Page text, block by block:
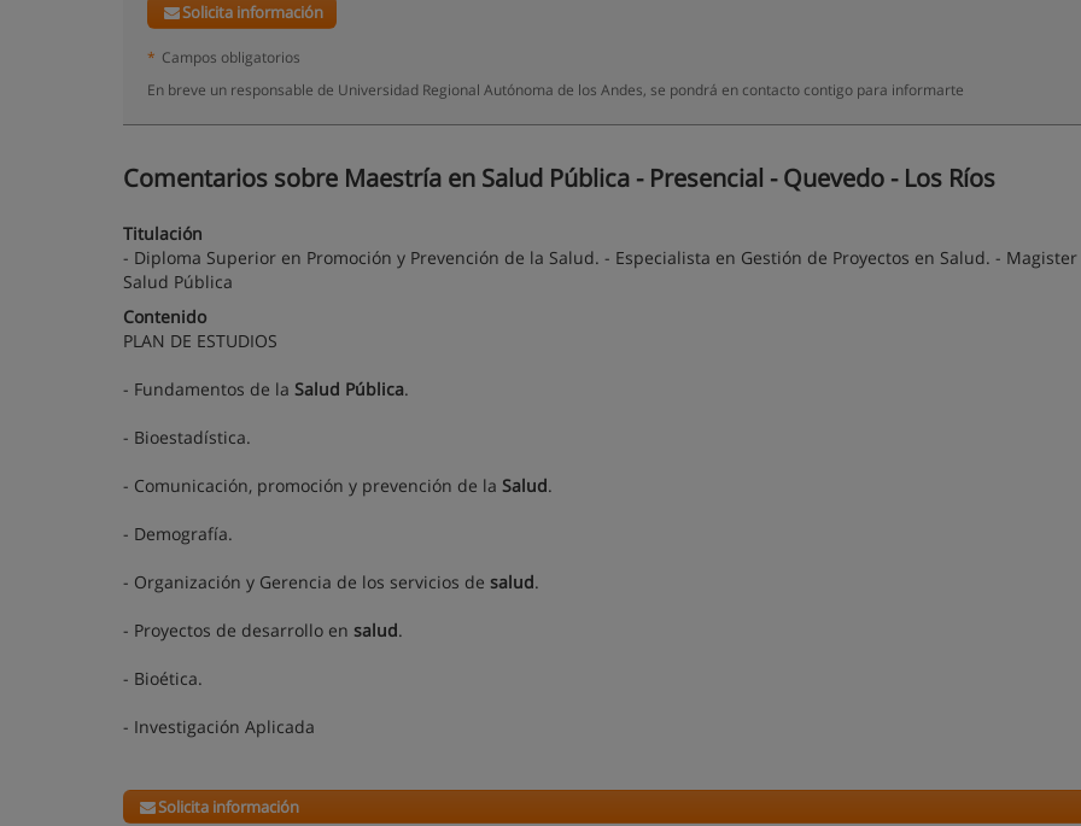
Solicita información
* Campos obligatorios
En breve un responsable de Universidad Regional Autónoma de los Andes, se pondrá en contacto contigo para informarte
Comentarios sobre Maestría en Salud Pública - Presencial - Quevedo - Los Ríos
Titulación
- Diploma Superior en Promoción y Prevención de la Salud. - Especialista en Gestión de Proyectos en Salud. -
Salud Pública
Contenido
PLAN DE ESTUDIOS
- Fundamentos de la Salud Pública.
- Bioestadística.
- Comunicación, promoción y prevención de la Salud.
- Demografía.
- Organización y Gerencia de los servicios de salud.
- Proyectos de desarrollo en salud.
- Bioética.
- Investigación Aplicada
Solicita información